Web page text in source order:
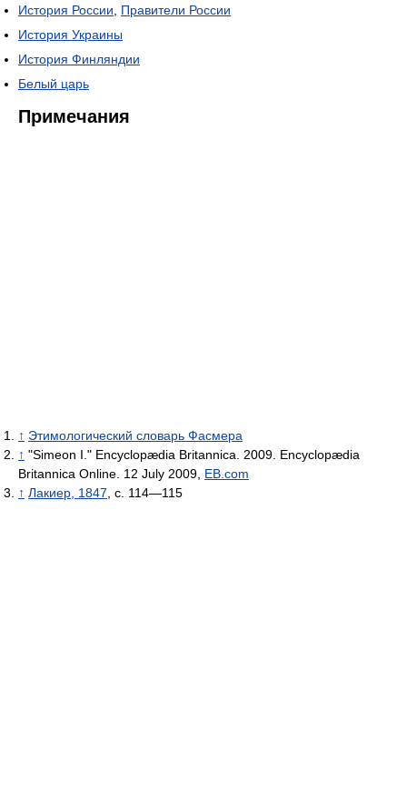
История России
Правители России
История Украины
История Финляндии
Белый царь
Примечания
↑ Этимологический словарь Фасмера
↑ "Simeon I." Encyclopædia Britannica. 2009. Encyclopædia
Britannica Online. 12 July 2009, EB.com
↑ Лакиер, 1847 , с. 114—115